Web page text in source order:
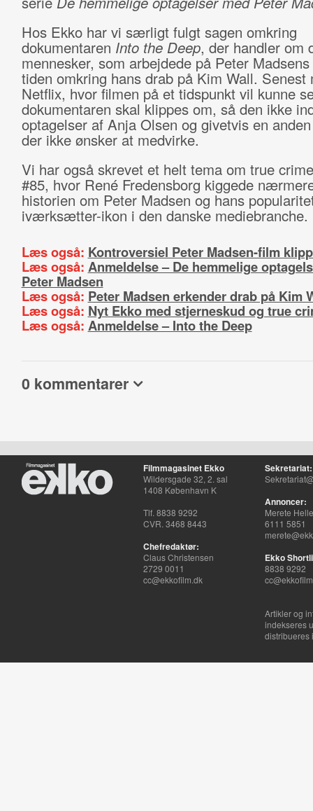
Hos Ekko har vi særligt fulgt sagen omkring
dokumentaren Into the Deep, der handler om
mennesker, som arbejdede på Peter
tiden omkring hans drab på Kim Wall. Senest
Netflix, hvor filmen på et tidspunkt vil kunne
dokumentaren skal klippes om, så den ikke
optagelser af Anja Olsen og givetvis en
der ikke ønsker at medvirke.
Vi har også skrevet et helt tema om true
#85, hvor René Fredensborg kiggede
historien om Peter Madsen og hans
iværksætter-ikon i den danske mediebranche.
Læs også: Kontroversiel Peter Madsen-film
Læs også: Anmeldelse – De hemmelige
Peter Madsen
Læs også: Peter Madsen erkender drab på Kim
Læs også: Nyt Ekko med stjerneskud og true
Læs også: Anmeldelse – Into the Deep
0 kommentarer
Filmmagasinet Ekko
Wildersgade 32, 2. sal
1408 København K
Tlf. 8838 9292
CVR. 3468 8443
Chefredaktør:
Claus Christensen
2729 0011
cc@ekkofilm.dk
Sekretariat:
Annoncer:
Merete
6111 5851
Ekko
8838 9292
Artikler og
indekseres
distribueres